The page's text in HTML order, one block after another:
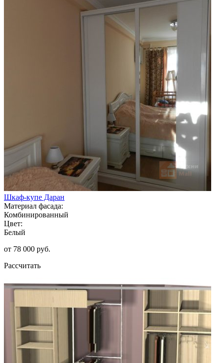
Шкаф-купе Даран
Материал фасада:
Комбинированный
Цвет:
Белый
от 78 000 руб.
Рассчитать